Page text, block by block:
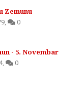
Zemunu
0
- 5. Novembar
, 0